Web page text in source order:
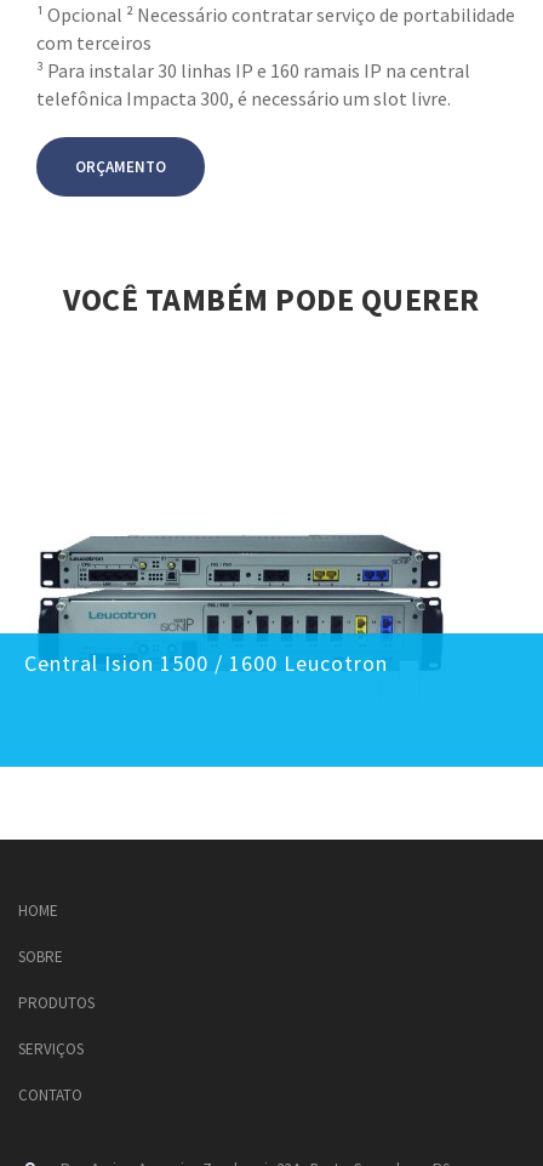
¹ Opcional ² Necessário contratar serviço de portabilidade
com terceiros
³ Para instalar 30 linhas IP e 160 ramais IP na central
telefônica Impacta 300, é necessário um slot livre.
ORÇAMENTO
VOCÊ TAMBÉM PODE QUERER
Central Ision 1500 / 1600 Leucotron
HOME
SOBRE
PRODUTOS
SERVIÇOS
CONTATO